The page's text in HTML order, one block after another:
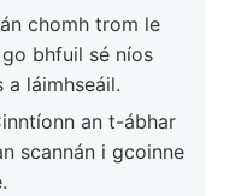
chomh trom le
bhfuil sé níos
a láimhseáil.
an t-ábhar
scannán i gcoinne